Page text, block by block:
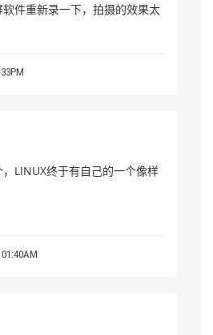
件重新录一下，拍摄的效果太
LINUX终于有自己的一个像样